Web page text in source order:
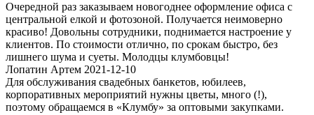
Очередной раз заказываем новогоднее оформление офиса с
центральной елкой и фотозоной. Получается неимоверно
красиво! Довольны сотрудники, поднимается настроение у
клиентов. По стоимости отлично, по срокам быстро, без
лишнего шума и суеты. Молодцы клумбовцы!
Лопатин Артем 2021-12-10
Для обслуживания свадебных банкетов, юбилеев,
корпоративных мероприятий нужны цветы, много (!),
поэтому обращаемся в «Клумбу» за оптовыми закупками.